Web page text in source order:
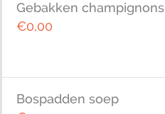
Gebakken champignons
€0,00
Bospadden soep